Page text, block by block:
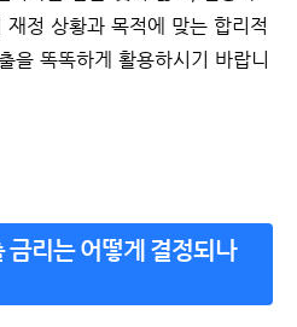
정 상황과 목적에 맞는 합리적
을 똑똑하게 활용하시기 바랍니
금리는 어떻게 결정되나